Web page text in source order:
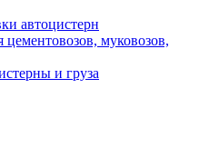
автоцистерн
цементовозов, муковозов,
и груза